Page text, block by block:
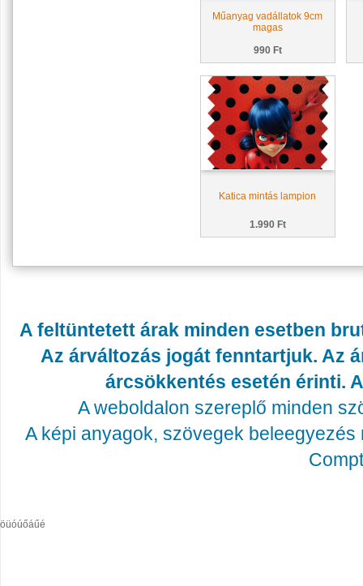
Műanyag vadállatok 9cm
magas
990 Ft
Katica mintás lampion
1.990 Ft
A feltüntetett árak minden esetben
Az árváltozás jogát fenntartjuk. Az
árcsökkentés esetén érinti.
A weboldalon szereplő minden
A képi anyagok, szövegek
öüóúőáűé